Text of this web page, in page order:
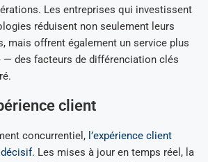
Les entreprises qui investissent
réduisent non seulement leurs
mais offrent également un service plus
— des facteurs de différenciation clés
client
concurrentiel, l’expérience client
. Les mises à jour en temps réel, la